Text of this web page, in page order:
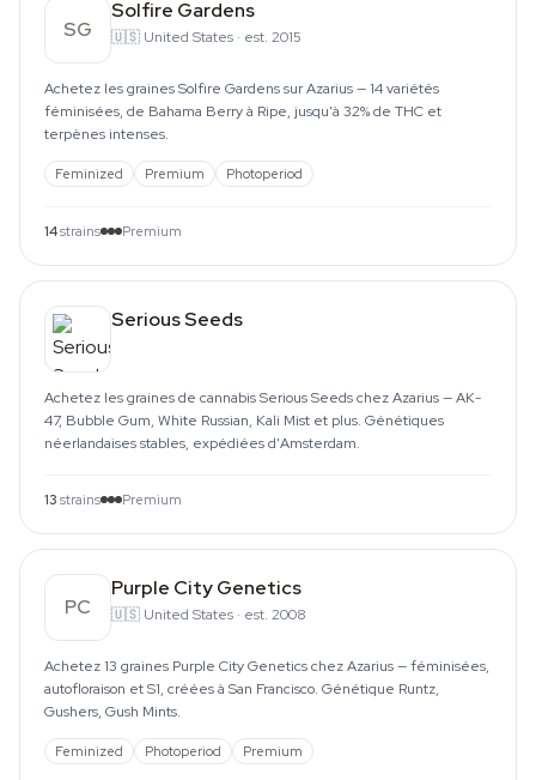
SG
Solfire Gardens
🇺🇸 United States · est. 2015
Achetez les graines Solfire Gardens sur Azarius — 14 variétés
féminisées, de Bahama Berry à Ripe, jusqu'à 32% de THC et
terpènes intenses.
Feminized Premium Photoperiod
14strains Premium
Serious Seeds
Achetez les graines de cannabis Serious Seeds chez Azarius — AK-
47, Bubble Gum, White Russian, Kali Mist et plus. Génétiques
néerlandaises stables, expédiées d'Amsterdam.
13 strains Premium
PC
Purple City Genetics
🇺🇸 United States · est. 2008
Achetez 13 graines Purple City Genetics chez Azarius — féminisées,
autofloraison et S1, créées à San Francisco. Génétique Runtz,
Gushers, Gush Mints.
Feminized Photoperiod Premium